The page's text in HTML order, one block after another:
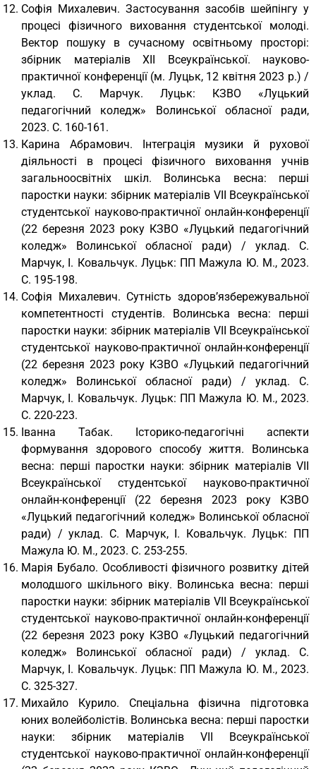
Софія Михалевич. Застосування засобів шейпінгу у
процесі фізичного виховання студентської молоді.
Вектор пошуку в сучасному освітньому просторі:
збірник матеріалів XІІ Всеукраїнської. науково-
практичної конференції (м. Луцьк, 12 квітня 2023 р.) /
уклад. С. Марчук. Луцьк: КЗВО «Луцький
педагогічний коледж» Волинської обласної ради,
2023. С. 160-161.
Карина Абрамович. Інтеграція музики й рухової
діяльності в процесі фізичного виховання учнів
загальноосвітніх шкіл. Волинська весна: перші
паростки науки: збірник матеріалів VІІ Всеукраїнської
студентської науково-практичної онлайн-конференції
(22 березня 2023 року КЗВО «Луцький педагогічний
коледж» Волинської обласної ради) / уклад. С.
Марчук, І. Ковальчук. Луцьк: ПП Мажула Ю. М., 2023.
С. 195-198.
Софія Михалевич. Сутність здоров’язбережувальної
компетентності студентів. Волинська весна: перші
паростки науки: збірник матеріалів VІІ Всеукраїнської
студентської науково-практичної онлайн-конференції
(22 березня 2023 року КЗВО «Луцький педагогічний
коледж» Волинської обласної ради) / уклад. С.
Марчук, І. Ковальчук. Луцьк: ПП Мажула Ю. М., 2023.
С. 220-223.
Іванна Табак. Історико-педагогічні аспекти
формування здорового способу життя. Волинська
весна: перші паростки науки: збірник матеріалів VІІ
Всеукраїнської студентської науково-практичної
онлайн-конференції (22 березня 2023 року КЗВО
«Луцький педагогічний коледж» Волинської обласної
ради) / уклад. С. Марчук, І. Ковальчук. Луцьк: ПП
Мажула Ю. М., 2023. С. 253-255.
Марія Бубало. Особливості фізичного розвитку дітей
молодшого шкільного віку. Волинська весна: перші
паростки науки: збірник матеріалів VІІ Всеукраїнської
студентської науково-практичної онлайн-конференції
(22 березня 2023 року КЗВО «Луцький педагогічний
коледж» Волинської обласної ради) / уклад. С.
Марчук, І. Ковальчук. Луцьк: ПП Мажула Ю. М., 2023.
С. 325-327.
Михайло Курило. Спеціальна фізична підготовка
юних волейболістів. Волинська весна: перші паростки
науки: збірник матеріалів VІІ Всеукраїнської
студентської науково-практичної онлайн-конференції